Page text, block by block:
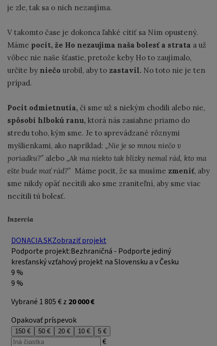
je zle, tak sa o nich nezaujíma.
V takomto čase je dokonca ľahké cítiť sa Ním opustený.
Máme pocit, že Ho nezaujíma naša bolesť a strata a už
vôbec nie naše šťastie, pretože keby Ho to zaujímalo,
určite by niečo urobil, aby to zastavil. No toto nie je ten
prípad.
Pocit odmietnutia, či sme už s niekým chodili alebo nie,
spôsobí hlbokú ranu, ktorá nás zasiahne priamo do
stredu toho, kým sme. Je to sprevádzané rôznymi
myšlienkami, ako napríklad: „Nie je so mnou niečo v
poriadku?” alebo „Ak ma niekto tak blízky nemal rád, kto ma
ešte bude mať rád?” Máme pocit, že sa musíme zmeniť, aby
sme nikdy opäť necítili ako sme zraniteľní, aby sme viac
necítili tú bolesť.
Inzercia